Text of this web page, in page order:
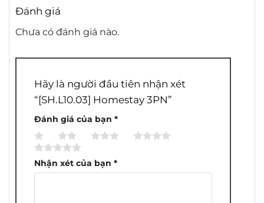
Đánh giá
Chưa có đánh giá nào.
Hãy là người đầu tiên nhận xét
“[SH.L10.03] Homestay 3PN”
Đánh giá của bạn *
trên
5
trên
5trên
Nhận xét của bạn *